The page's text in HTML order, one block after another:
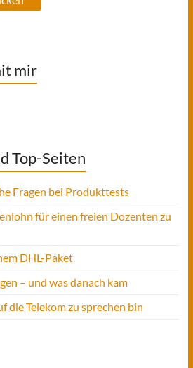
mir
Top-Seiten
Fragen bei Produkttests
für einen freien Dozenten zu
DHL-Paket
– und was danach kam
die Telekom zu sprechen bin